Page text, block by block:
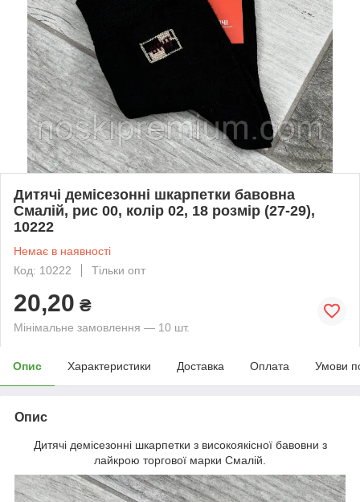
Дитячі демісезонні шкарпетки бавовна
Смалій, рис 00, колір 02, 18 розмір (27-29),
10222
Немає в наявності
Код: 10222
Тільки опт
20,20 ₴
Мінімальне замовлення — 10 шт.
Опис Характеристики Доставка Оплата Умови
Опис
Дитячі демісезонні шкарпетки з високоякісної бавовни з
лайкрою торгової марки Смалій.